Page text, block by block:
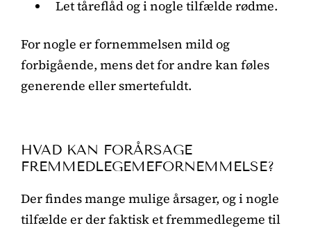
Let tåreflåd og i nogle tilfælde rødme.
For nogle er fornemmelsen mild og
forbigående, mens det for andre kan føles
generende eller smertefuldt.
HVAD KAN FORÅRSAGE
FREMMEDLEGEMEFORNEMMELSE?
Der findes mange mulige årsager, og i nogle
tilfælde er der faktisk et fremmedlegeme til